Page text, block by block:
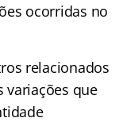
ocorridas no
relacionados
variações que